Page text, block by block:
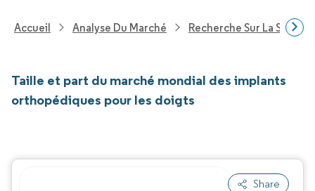
Accueil Analyse Du Marché Recherche Sur La Santé
Taille et part du marché mondial des implants
orthopédiques pour les doigts
Share